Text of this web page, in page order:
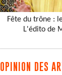
Fête du trône :
L'édito de
OPINION DES